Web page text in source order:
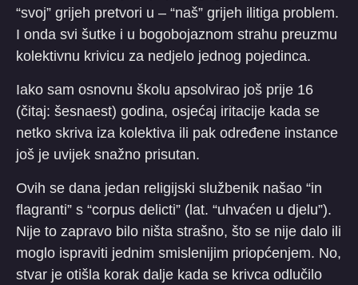
“svoj” grijeh pretvori u – “naš” grijeh ilitiga problem.
I onda svi šutke i u bogobojaznom strahu preuzmu
kolektivnu krivicu za nedjelo jednog pojedinca.
Iako sam osnovnu školu apsolvirao još prije 16
(čitaj: šesnaest) godina, osjećaj iritacije kada se
netko skriva iza kolektiva ili pak određene instance
još je uvijek snažno prisutan.
Ovih se dana jedan religijski službenik našao “in
flagranti” s “corpus delicti” (lat. “uhvaćen u djelu”).
Nije to zapravo bilo ništa strašno, što se nije dalo ili
moglo ispraviti jednim smislenijim priopćenjem. No,
stvar je otišla korak dalje kada se krivca odlučilo